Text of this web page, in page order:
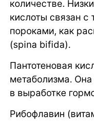
количестве.
кислоты связан
пороками, как
(spina bifida).
Пантотеновая
метаболизма.
в выработке
Рибофлавин